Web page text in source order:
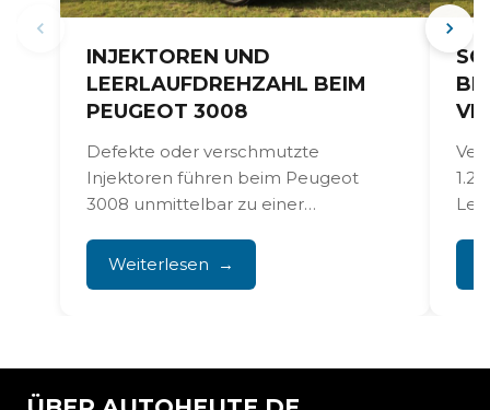
INJEKTOREN UND
LEERLAUFDREHZAHL BEIM
PEUGEOT 3008
Defekte oder verschmutzte
Injektoren führen beim Peugeot
3008 unmittelbar zu einer
Motorruckeln und im schlimmsten
Fall zu...
Weiterlesen